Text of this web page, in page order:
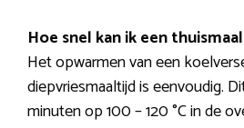
Hoe snel kan ik een
Het opwarmen van een
diepvriesmaaltijd is eenvoudig.
minuten op 100 – 120 °C in de